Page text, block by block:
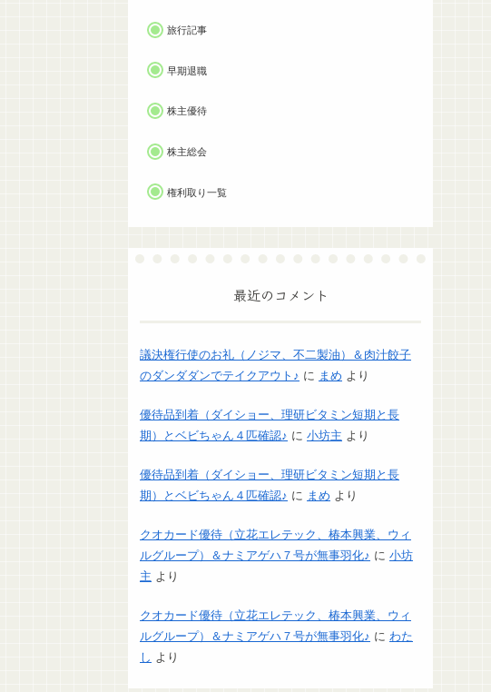
旅行記事
早期退職
株主優待
株主総会
権利取り一覧
最近のコメント
議決権行使のお礼（ノジマ、不二製油）＆肉汁餃子
のダンダダンでテイクアウト♪ に まめ より
優待品到着（ダイショー、理研ビタミン短期と長
期）とベビちゃん４匹確認♪ に 小坊主 より
優待品到着（ダイショー、理研ビタミン短期と長
期）とベビちゃん４匹確認♪ に まめ より
クオカード優待（立花エレテック、椿本興業、ウィ
ルグループ）＆ナミアゲハ７号が無事羽化♪ に 小坊
主 より
クオカード優待（立花エレテック、椿本興業、ウィ
ルグループ）＆ナミアゲハ７号が無事羽化♪ に わた
し より